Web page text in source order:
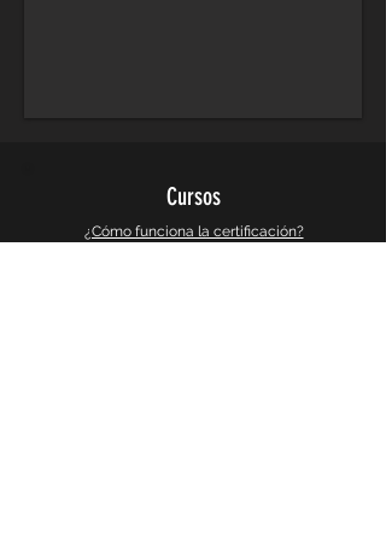
Cursos
¿Cómo funciona la certificación?